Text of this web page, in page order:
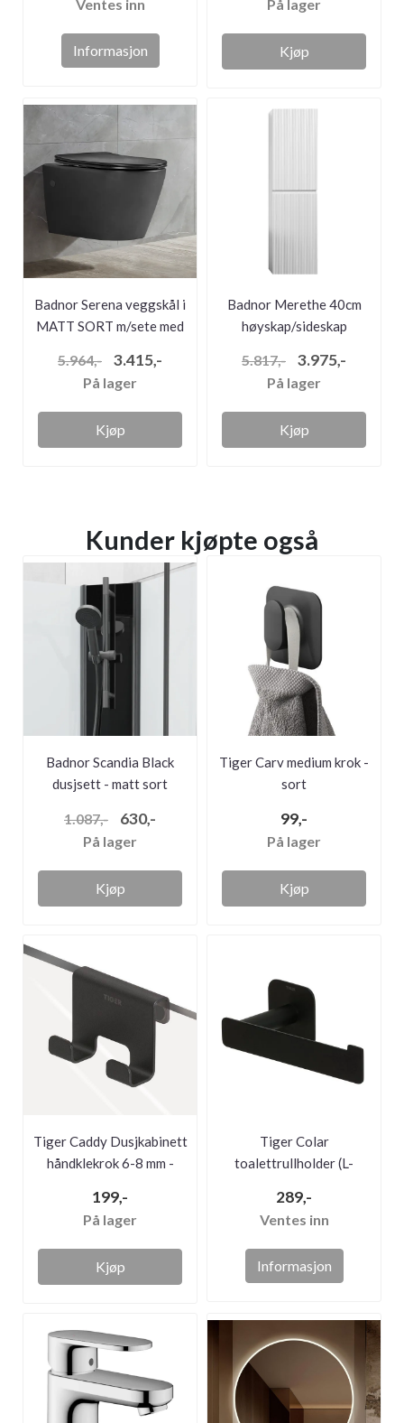
Ventes inn
Informasjon
På lager
Kjøp
Badnor Serena veggskål i
MATT SORT m/sete med
5.964,- 3.415,-
På lager
Kjøp
Badnor Merethe 40cm
høyskap/sideskap
5.817,- 3.975,-
På lager
Kjøp
Kunder kjøpte også
Badnor Scandia Black
dusjsett - matt sort
1.087,- 630,-
På lager
Kjøp
Tiger Carv medium krok -
sort
99,-
På lager
Kjøp
Tiger Caddy Dusjkabinett
håndklekrok 6-8 mm -
199,-
På lager
Kjøp
Tiger Colar
toalettrullholder (L-
289,-
Ventes inn
Informasjon